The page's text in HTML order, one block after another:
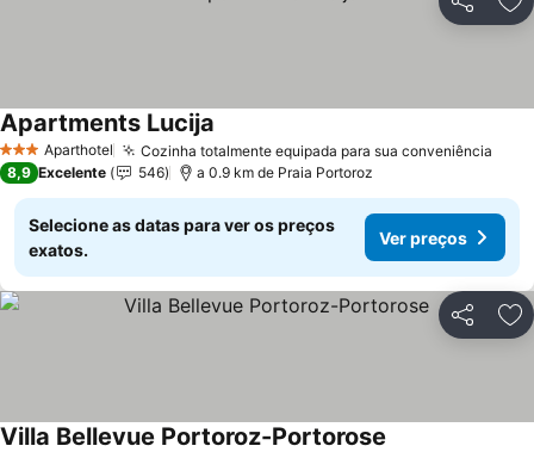
Partilhar
3 EstrelasAparthotel Cozinha totalmente equipada para sua conveniência
Apartments Lucija
8,9 Excelente 546 a 0.9 km de Praia Portoroz
Selecione as datas para ver os preços
exatos.
Ver preços
Partilhar
Villa Bellevue Portoroz-Portorose